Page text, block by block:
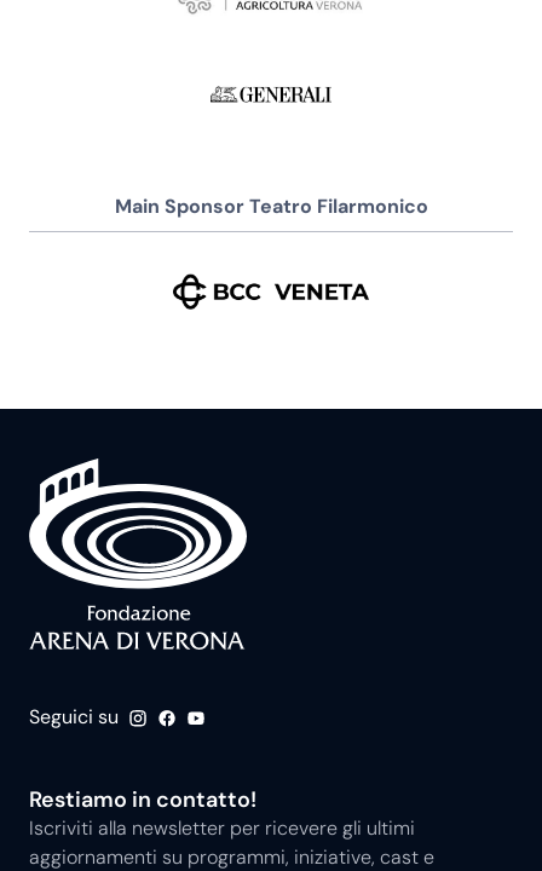
Main Sponsor Teatro Filarmonico
Seguici su
Restiamo in contatto!
Iscriviti alla newsletter per ricevere gli ultimi
aggiornamenti su programmi, iniziative, cast e